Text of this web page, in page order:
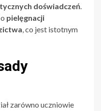
doświadczeń.
pielęgnacji
, co jest istotnym
zarówno uczniowie